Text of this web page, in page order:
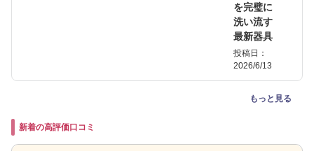
を完璧に
洗い流す
最新器具
投稿日：
2026/6/13
もっと見る
新着の高評価口コミ